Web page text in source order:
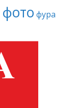
фото фура